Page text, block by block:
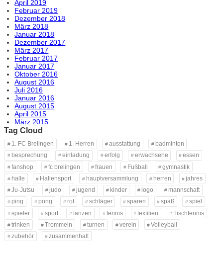
April 2019
Februar 2019
Dezember 2018
März 2018
Januar 2018
Dezember 2017
März 2017
Februar 2017
Januar 2017
Oktober 2016
August 2016
Juli 2016
Januar 2016
August 2015
April 2015
März 2015
Tag Cloud
1. FC Brelingen 1. Herren ausstattung
badminton
besprechung
einladung erfolg erwachsene
essen
fanshop
fc brelingen frauen Fußball
gymnastik
halle
Hallensport hauptversammlung herren
jahres
Ju-Jutsu
judo jugend kinder logo
mannschaft
ping
pong rot schläger sparen spaß
spiel
spieler
sport tanzen tennis textilien
Tischtennis
trinken
Trommeln turnen verein
Volleyball
zubehör
zusammenhalt